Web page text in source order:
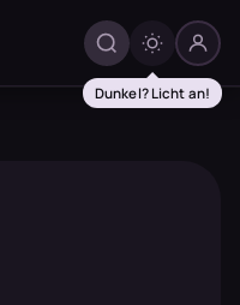
Dunkel? Licht an!